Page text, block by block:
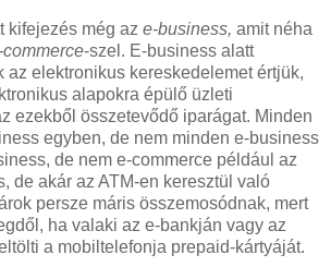
kifejezés még az e-business, amit néha
commerce-szel. E-business alatt
az elektronikus kereskedelemet értjük,
alapokra épülő üzleti
ezekből összetevődő iparágat. Minden
egyben, de nem minden e-business
de nem e-commerce például az
de akár az ATM-en keresztül való
persze máris összemosódnak, mert
ha valaki az e-bankján vagy az
a mobiltelefonja prepaid-kártyáját.